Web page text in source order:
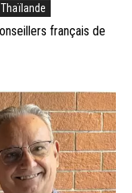
français de